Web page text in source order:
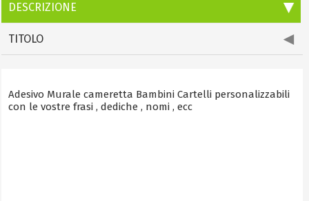
DESCRIZIONE
TITOLO
Adesivo Murale cameretta Bambini Cartelli personalizzabili
con le vostre frasi , dediche , nomi , ecc